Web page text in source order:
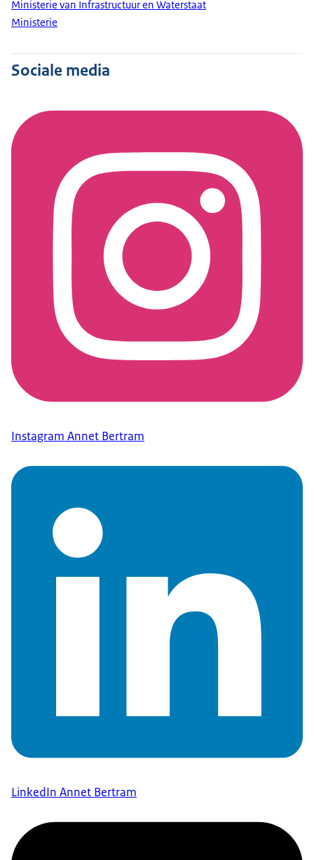
Ministerie van Infrastructuur en Waterstaat
Ministerie
Sociale media
Instagram Annet Bertram
LinkedIn Annet Bertram